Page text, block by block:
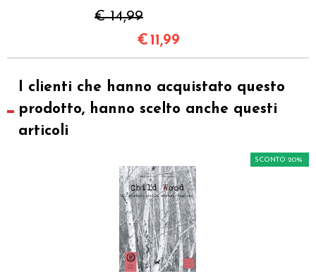
€ 14,99
€ 11,99
I clienti che hanno acquistato questo
prodotto, hanno scelto anche questi
articoli
SCONTO 20%